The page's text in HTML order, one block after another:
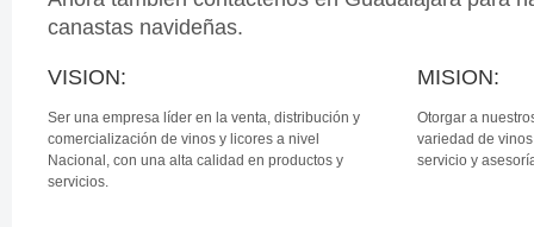
canastas navideñas.
VISION:
Ser una empresa líder en la venta, distribución y
comercialización de vinos y licores a nivel
Nacional, con una alta calidad en productos y
servicios.
MISION:
Otorgar a
variedad de
servicio y